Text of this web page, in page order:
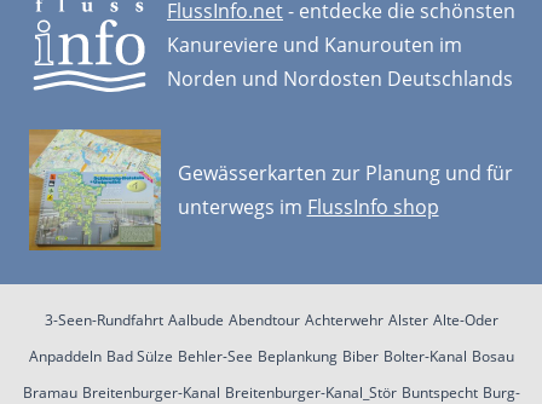
FlussInfo.net- entdecke die schönsten
Kanureviere und Kanurouten im
Norden und Nordosten Deutschlands
Gewässerkarten zur Planung und für
unterwegs im FlussInfo shop
3-Seen-Rundfahrt Aalbude Abendtour Achterwehr Alster Alte-Oder
Anpaddeln Bad Sülze Behler-See Beplankung Biber Bolter-Kanal Bosau
Bramau Breitenburger-Kanal Breitenburger-Kanal_Stör Buntspecht Burg-